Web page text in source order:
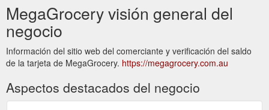
MegaGrocery visión general del
negocio
Información del sitio web del comerciante y verificación del saldo
de la tarjeta de MegaGrocery. https://megagrocery.com.au
Aspectos destacados del negocio